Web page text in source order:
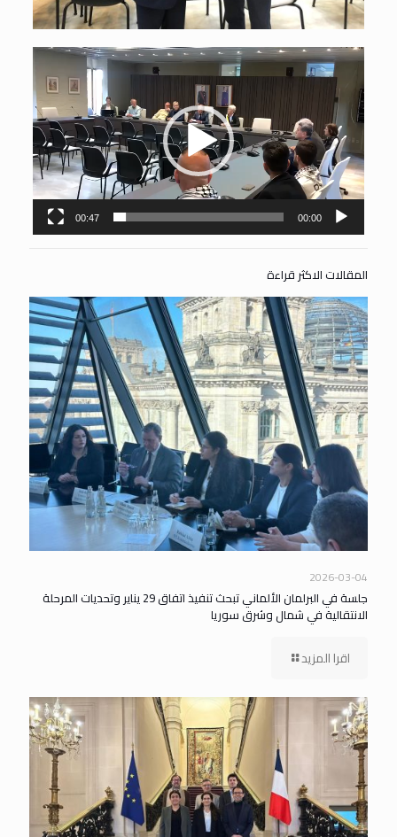
مشغل
الفيديو
00:00
00:47
المقالات الاكثر قراءة
2026-03-04
جلسة في البرلمان الألماني تبحث تنفيذ اتفاق 29 يناير وتحديات المرحلة
الانتقالية في شمال وشرق سوريا
اقرا المزيد